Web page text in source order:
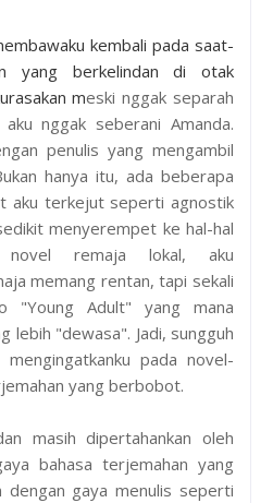
kembali pada saat-
yang berkelindan di otak
meski nggak separah
nggak seberani Amanda.
penulis yang mengambil
hanya itu, ada beberapa
aku terkejut seperti agnostik
menyerempet ke hal-hal
remaja lokal, aku
memang rentan, tapi sekali
"Young Adult" yang mana
lebih "dewasa". Jadi, sungguh
pada novel-
yang berbobot.
masih dipertahankan oleh
bahasa terjemahan yang
dengan gaya menulis seperti